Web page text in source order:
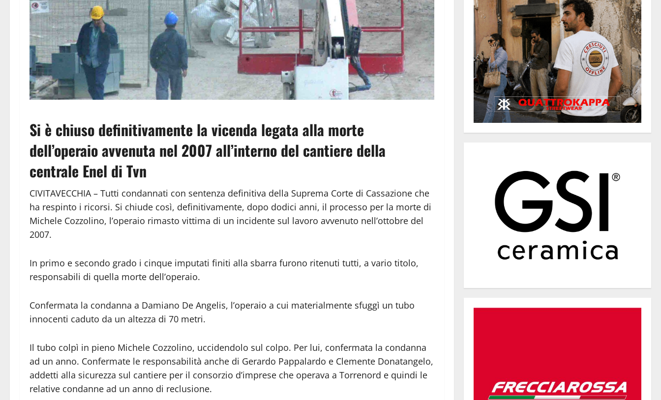
Si è chiuso definitivamente la vicenda legata alla morte
dell’operaio avvenuta nel 2007 all’interno del cantiere della
centrale Enel di Tvn
CIVITAVECCHIA – Tutti condannati con sentenza definitiva della Suprema Corte di Cassazione che
ha respinto i ricorsi. Si chiude così, definitivamente, dopo dodici anni, il processo per la morte di
Michele Cozzolino, l’operaio rimasto vittima di un incidente sul lavoro avvenuto nell’ottobre del
2007.
In primo e secondo grado i cinque imputati finiti alla sbarra furono ritenuti tutti, a vario titolo,
responsabili di quella morte dell’operaio.
Confermata la condanna a Damiano De Angelis, l’operaio a cui materialmente sfuggì un tubo
innocenti caduto da un altezza di 70 metri.
Il tubo colpì in pieno Michele Cozzolino, uccidendolo sul colpo. Per lui, confermata la condanna
ad un anno. Confermate le responsabilità anche di Gerardo Pappalardo e Clemente Donatangelo,
addetti alla sicurezza sul cantiere per il consorzio d’imprese che operava a Torrenord e quindi le
relative condanne ad un anno di reclusione.